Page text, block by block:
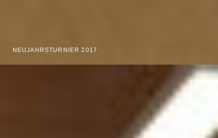
NEUJAHRSTURNIER 2017